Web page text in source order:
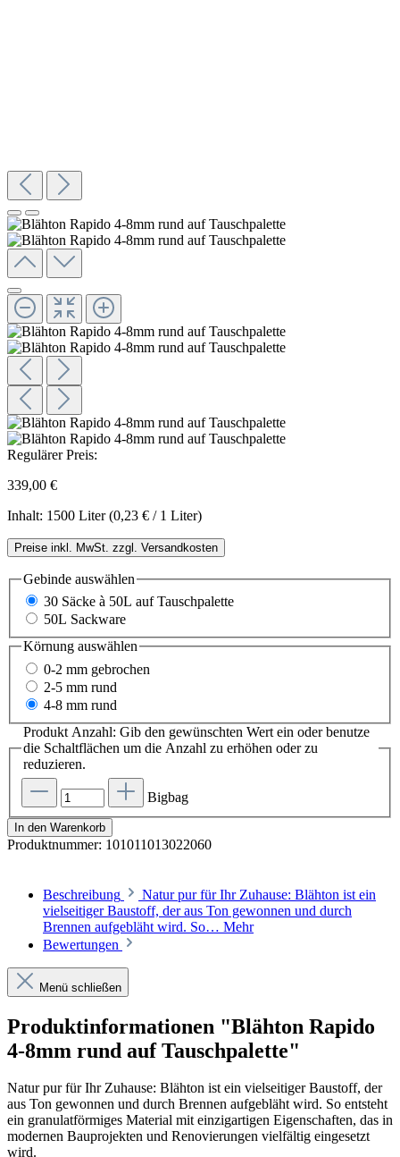
Regulärer Preis:
339,00 €
Inhalt: 1500 Liter(0,23 € / 1 Liter)
Preise inkl. MwSt. zzgl. Versandkosten
Gebinde auswählen
30 Säcke à 50L auf Tauschpalette
50L Sackware
Körnung auswählen
0-2 mm gebrochen
2-5 mm rund
4-8 mm rund
Produkt Anzahl: Gib den gewünschten Wert ein oder benutze
die Schaltflächen um die Anzahl zu erhöhen oder zu
reduzieren.
Bigbag
In den Warenkorb
Produktnummer: 101011013022060
Beschreibung
Natur pur für Ihr Zuhause: Blähton ist ein
vielseitiger Baustoff, der aus Ton gewonnen und durch
Brennen aufgebläht wird. So… Mehr
Bewertungen
Menü schließen
Produktinformationen "Blähton Rapido
4-8mm rund auf Tauschpalette"
Natur pur für Ihr Zuhause: Blähton ist ein vielseitiger Baustoff, der
aus Ton gewonnen und durch Brennen aufgebläht wird. So entsteht
ein granulatförmiges Material mit einzigartigen Eigenschaften, das in
modernen Bauprojekten und Renovierungen vielfältig eingesetzt
wird.